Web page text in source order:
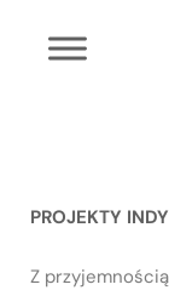
PROJEKTY
Z